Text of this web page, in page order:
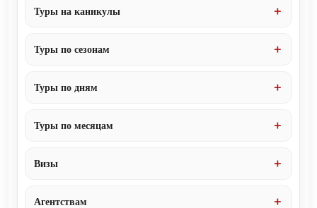
Туры на каникулы
Туры по сезонам
Туры по дням
Туры по месяцам
Визы
Агентствам